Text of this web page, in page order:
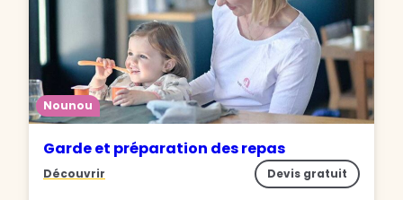
Nounou
Garde et préparation des repas
Découvrir Devis gratuit